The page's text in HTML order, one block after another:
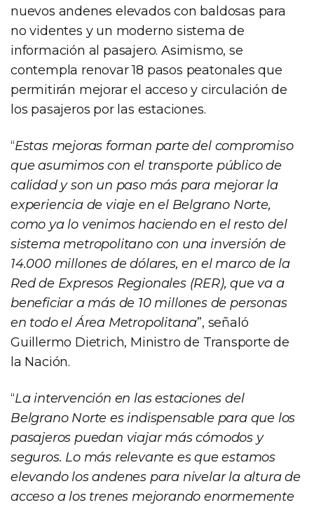
nuevos andenes elevados con baldosas para
no videntes y un moderno sistema de
información al pasajero. Asimismo, se
contempla renovar 18 pasos peatonales que
permitirán mejorar el acceso y circulación de
los pasajeros por las estaciones.
“Estas mejoras forman parte del compromiso
que asumimos con el transporte público de
calidad y son un paso más para mejorar la
experiencia de viaje en el Belgrano Norte,
como ya lo venimos haciendo en el resto del
sistema metropolitano con una inversión de
14.000 millones de dólares, en el marco de la
Red de Expresos Regionales (RER), que va a
beneficiar a más de 10 millones de personas
en todo el Área Metropolitana”, señaló
Guillermo Dietrich, Ministro de Transporte de
la Nación.
“La intervención en las estaciones del
Belgrano Norte es indispensable para que los
pasajeros puedan viajar más cómodos y
seguros. Lo más relevante es que estamos
elevando los andenes para nivelar la altura de
acceso a los trenes mejorando enormemente